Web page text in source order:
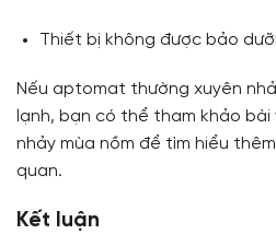
Thiết bị không được bảo
Nếu aptomat thường xuyên
lạnh, bạn có thể tham khảo
nhảy mùa nồm để tìm hiểu
quan.
Kết luận